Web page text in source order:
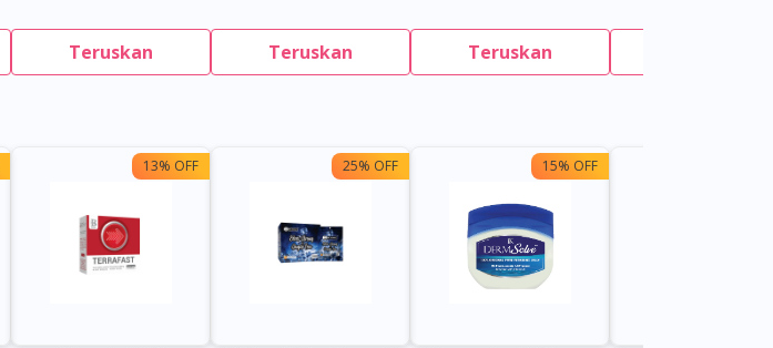
Teruskan Teruskan Teruskan
13% OFF 25% OFF 15% OFF